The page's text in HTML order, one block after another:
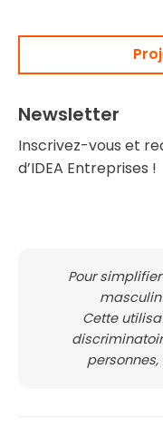
Newsletter
Inscrivez-vous et
d’IDEA Entreprises !
Pour
Cette